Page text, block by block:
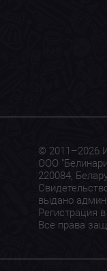
© 2011–2026
ООО
220084,
выдано
Регистрация
Все права